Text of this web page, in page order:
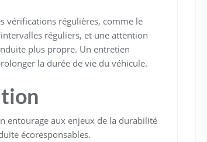
vérifications régulières, comme le
réguliers, et une attention
plus propre. Un entretien
la durée de vie du véhicule.
entourage aux enjeux de la durabilité
écoresponsables.